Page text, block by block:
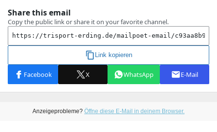
Anzeigeprobleme? Öffne diese E-Mail in deinem Browser.